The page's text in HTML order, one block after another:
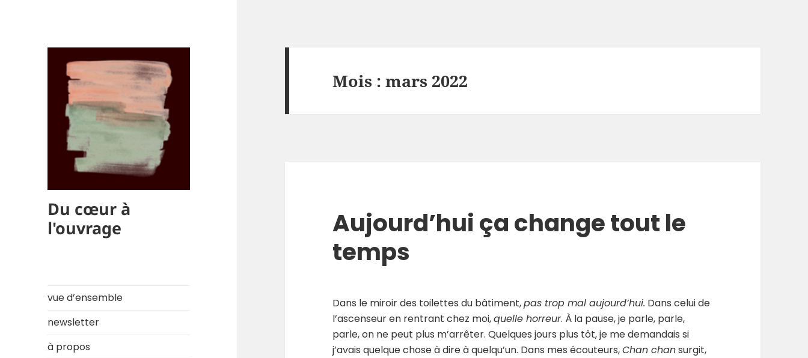
Du cœur à
l'ouvrage
vue d’ensemble
newsletter
à propos
Mois :mars 2022
Aujourd’hui ça change tout le
temps
Dans le miroir des toilettes du bâtiment,pas trop mal aujourd’hui. Dans celui de
l’ascenseur en rentrant chez moi,quelle horreur. À la pause, je parle, parle,
parle, on ne peut plus m’arrêter. Quelques jours plus tôt, je me demandais si
j’avais quelque chose à dire à quelqu’un. Dans mes écouteurs,Chan chansurgit,